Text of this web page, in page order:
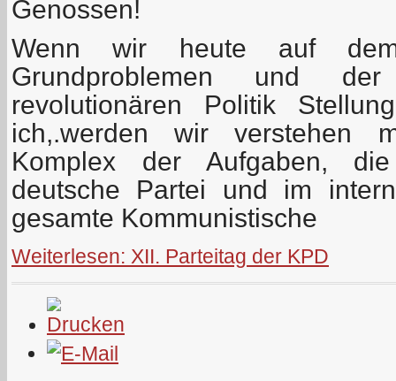
Genossen!
Wenn wir heute auf
Grundproblemen und
revolutionären Politik
ich,.werden wir verstehen
Komplex der Aufgaben,
deutsche Partei und im
gesamte Kommunistische
Weiterlesen: XII. Parteitag der KPD